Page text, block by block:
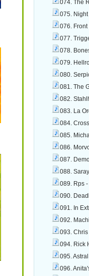
074. The
075.
076.
077.
078.
079.
080.
081. The
082.
083. La
084.
085.
086.
087.
088.
089. Rps
090.
091. In
092.
093.
094. Rick
095.
096.